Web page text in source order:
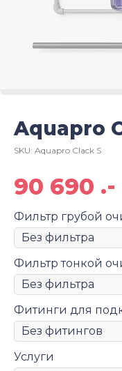
Aquapro
SKU: Aquapro Clack S
90 690 .-
Фильтр грубой
Фильтр тонкой
Фитинги для
Услуги